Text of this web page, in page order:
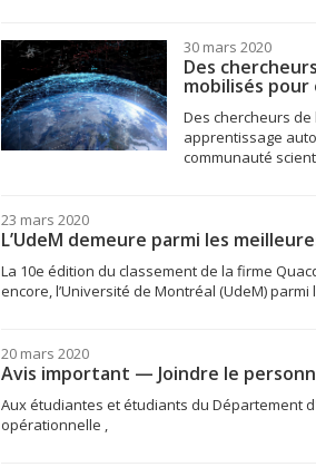
30 mars 2020
Des
mobilisés
Des chercheurs de
apprentissage
communauté
23 mars 2020
L’UdeM demeure parmi les
La 10e édition du classement de la firme
encore, l’Université de Montréal (UdeM) parmi
20 mars 2020
Avis important — Joindre le
Aux étudiantes et étudiants du Département
opérationnelle ,